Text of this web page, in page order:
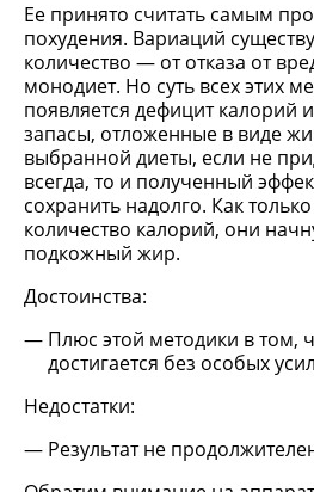
Ее принято считать самым
похудения. Вариаций
количество — от отказа от
монодиет. Но суть всех этих
появляется дефицит калорий
запасы, отложенные в виде
выбранной диеты, если не
всегда, то и полученный
сохранить надолго. Как
количество калорий, они
подкожный жир.
Достоинства:
Плюс этой методики в том,
достигается без особых
Недостатки:
Результат не